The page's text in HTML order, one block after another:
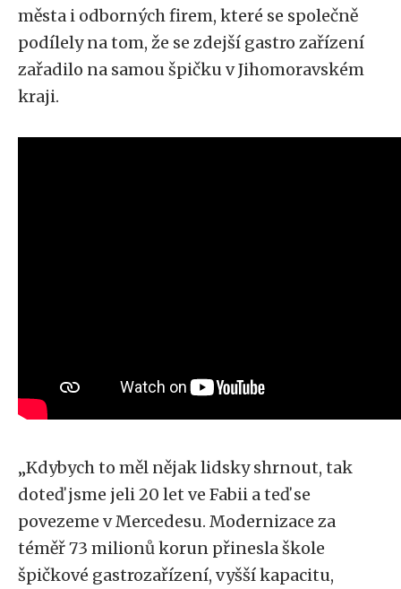
města i odborných firem, které se společně
podílely na tom, že se zdejší gastro zařízení
zařadilo na samou špičku v Jihomoravském
kraji.
„Kdybych to měl nějak lidsky shrnout, tak
doteď jsme jeli 20 let ve Fabii a teď se
povezeme v Mercedesu. Modernizace za
téměř 73 milionů korun přinesla škole
špičkové gastrozařízení, vyšší kapacitu,